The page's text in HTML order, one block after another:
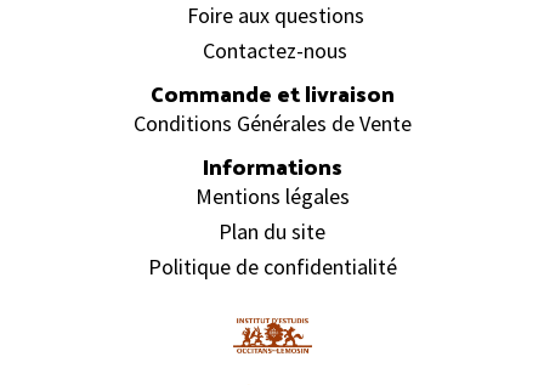
Foire aux questions
Contactez-nous
Commande et livraison
Conditions Générales de Vente
Informations
Mentions légales
Plan du site
Politique de confidentialité